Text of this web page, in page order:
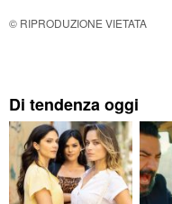
© RIPRODUZIONE VIETATA
Di tendenza oggi